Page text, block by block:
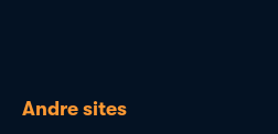
Andre sites